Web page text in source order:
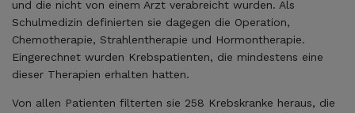
und die nicht von einem Arzt verabreicht wurden. Als
Schulmedizin definierten sie dagegen die Operation,
Chemotherapie, Strahlentherapie und Hormontherapie.
Eingerechnet wurden Krebspatienten, die mindestens eine
dieser Therapien erhalten hatten.
Von allen Patienten filterten sie 258 Krebskranke heraus, die